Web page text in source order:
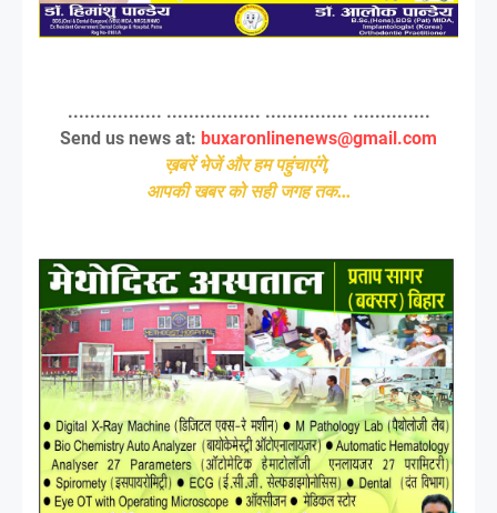
................. ................. ............... ..............
Send us news at: buxaronlinenews@gmail.com
ख़बरें भेजें और हम पहुंचाएंगे,
आपकी खबर को सही जगह तक...